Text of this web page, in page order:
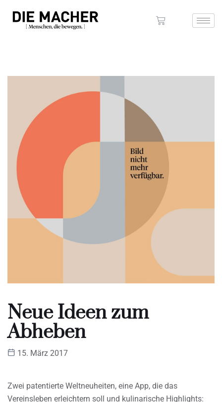
Neue Ideen zum
Abheben
15. März 2017
Zwei patentierte Weltneuheiten, eine App, die das
Vereinsleben erleichtern soll und kulinarische Highlights: